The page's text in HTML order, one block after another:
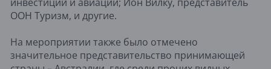
ООН Туризм, и другие.
На мероприятии также было отмечено
значительное представительство принимающей